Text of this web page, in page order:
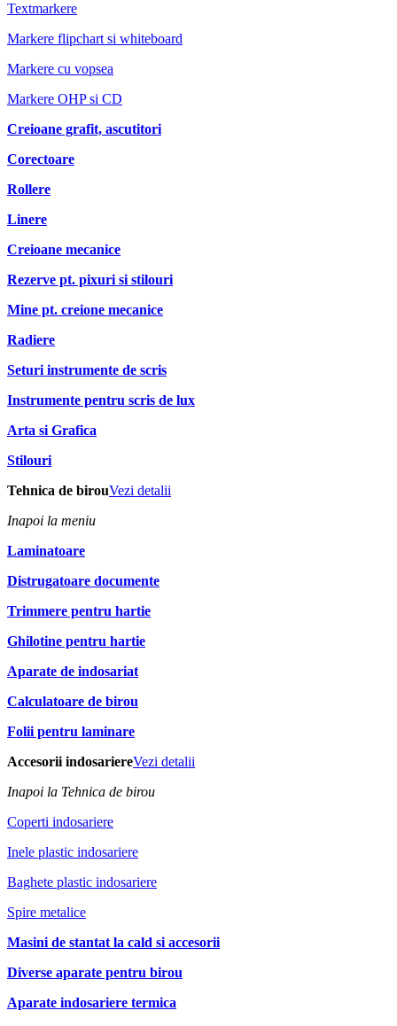
Textmarkere
Markere flipchart si whiteboard
Markere cu vopsea
Markere OHP si CD
Creioane grafit, ascutitori
Corectoare
Rollere
Linere
Creioane mecanice
Rezerve pt. pixuri si stilouri
Mine pt. creione mecanice
Radiere
Seturi instrumente de scris
Instrumente pentru scris de lux
Arta si Grafica
Stilouri
Tehnica de birouVezi detalii
Inapoi la meniu
Laminatoare
Distrugatoare documente
Trimmere pentru hartie
Ghilotine pentru hartie
Aparate de indosariat
Calculatoare de birou
Folii pentru laminare
Accesorii indosariereVezi detalii
Inapoi la Tehnica de birou
Coperti indosariere
Inele plastic indosariere
Baghete plastic indosariere
Spire metalice
Masini de stantat la cald si accesorii
Diverse aparate pentru birou
Aparate indosariere termica